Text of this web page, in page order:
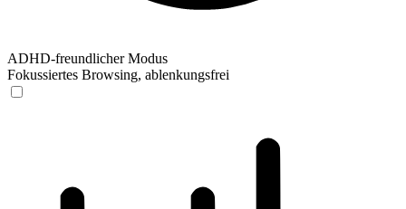
ADHD-freundlicher Modus
Fokussiertes Browsing, ablenkungsfrei